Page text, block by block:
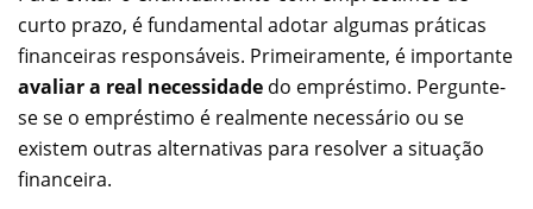
curto prazo, é fundamental adotar algumas práticas
financeiras responsáveis. Primeiramente, é importante
avaliar a real necessidade do empréstimo. Pergunte-
se se o empréstimo é realmente necessário ou se
existem outras alternativas para resolver a situação
financeira.